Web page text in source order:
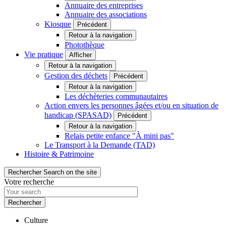
Annuaire des entreprises
Annuaire des associations
Kiosque
Précédent
Retour à la navigation
Photothèque
Vie pratique
Afficher
Retour à la navigation
Gestion des déchets
Précédent
Retour à la navigation
Les déchèteries communautaires
Action envers les personnes âgées et/ou en situation de
handicap (SPASAD)
Précédent
Retour à la navigation
Relais petite enfance "À mini pas"
Le Transport à la Demande (TAD)
Histoire & Patrimoine
Rechercher Search on the site
Votre recherche
Culture